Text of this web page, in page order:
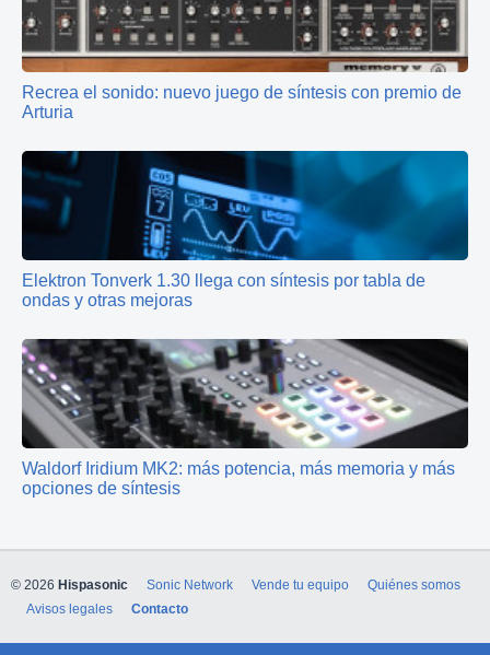
Recrea el sonido: nuevo juego de síntesis con premio de
Arturia
Elektron Tonverk 1.30 llega con síntesis por tabla de
ondas y otras mejoras
Waldorf Iridium MK2: más potencia, más memoria y más
opciones de síntesis
© 2026 Hispasonic Sonic Network Vende tu equipo
Quiénes somos
Avisos legales
Contacto